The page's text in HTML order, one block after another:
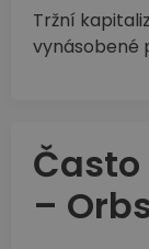
Tržní
vynásobené
–